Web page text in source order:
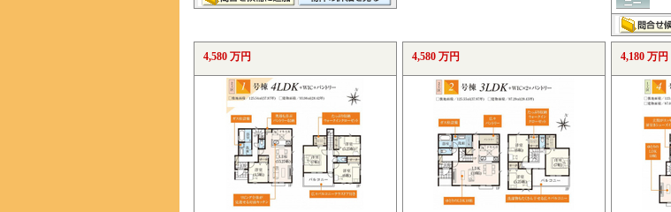
4,580 万円 4,580 万円 4,180 万円